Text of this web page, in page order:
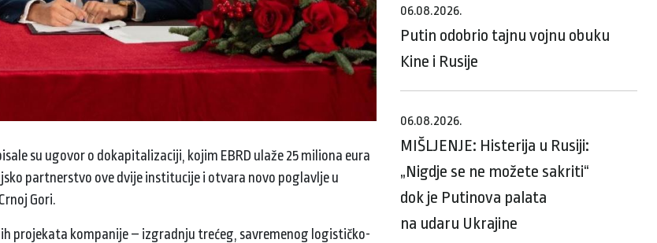
su ugovor o dokapitalizaciji, kojim EBRD ulaže 25 miliona eura
partnerstvo ove dvije institucije i otvara novo poglavlje u
Gori.
projekata kompanije – izgradnju trećeg, savremenog logističko-
06.08.2026.
Putin odobrio tajnu vojnu obuku
Kine i Rusije
06.08.2026.
MIŠLJENJE: Histerija u Rusiji:
„Nigdje se ne možete sakriti“
dok je Putinova palata
na udaru Ukrajine